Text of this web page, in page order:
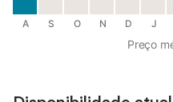
A S O N D J
Preço